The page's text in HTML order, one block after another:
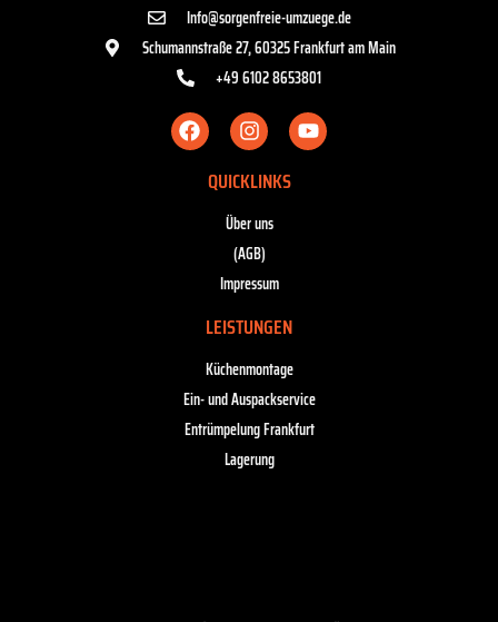
Info@sorgenfreie-umzuege.de
Schumannstraße 27, 60325 Frankfurt am Main
+49 6102 8653801
QUICKLINKS
Über uns
(AGB)
Impressum
LEISTUNGEN
Küchenmontage
Ein- und Auspackservice
Entrümpelung Frankfurt
Lagerung